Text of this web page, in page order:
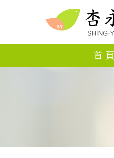
首 頁